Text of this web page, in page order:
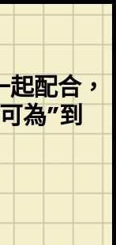
配合，
為”到